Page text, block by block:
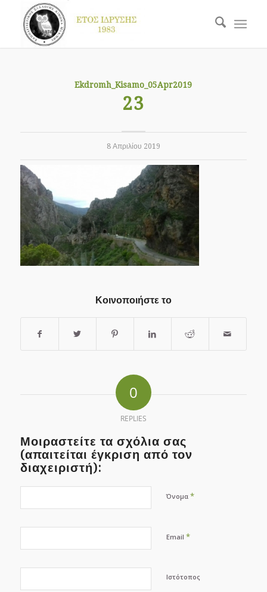
Ekdromh_Kisamo_05Apr2019
23
8 Απριλίου 2019
Κοινοποιήστε το
0
REPLIES
Μοιραστείτε τα σχόλια σας
(απαιτείται έγκριση από τον
διαχειριστή):
Όνομα *
Email *
Ιστότοπος